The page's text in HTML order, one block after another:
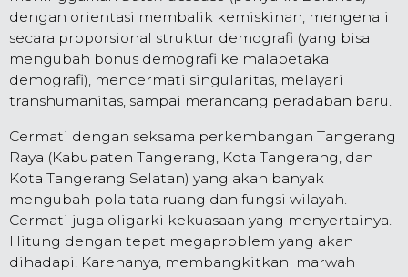
dengan orientasi membalik kemiskinan, mengenali
secara proporsional struktur demografi (yang bisa
mengubah bonus demografi ke malapetaka
demografi), mencermati singularitas, melayari
transhumanitas, sampai merancang peradaban baru.
Cermati dengan seksama perkembangan Tangerang
Raya (Kabupaten Tangerang, Kota Tangerang, dan
Kota Tangerang Selatan) yang akan banyak
mengubah pola tata ruang dan fungsi wilayah.
Cermati juga oligarki kekuasaan yang menyertainya.
Hitung dengan tepat megaproblem yang akan
dihadapi. Karenanya, membangkitkan marwah